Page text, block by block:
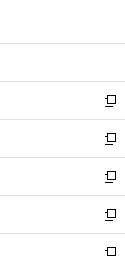
開
ン
ウ
で
開
く
ウ
ン
ド
ウ
で
開
く
新
し
い
ウ
ィ
ン
ド
ウ
で
新
し
い
ウ
ィ
ン
ド
新
し
い
ウ
ィ
新
し